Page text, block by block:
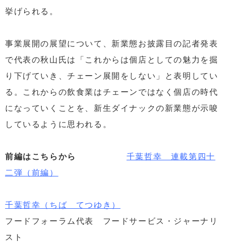
挙げられる。
事業展開の展望について、新業態お披露目の記者発表
で代表の秋山氏は「これからは個店としての魅力を掘
り下げていき、チェーン展開をしない」と表明してい
る。これからの飲食業はチェーンではなく個店の時代
になっていくことを、新生ダイナックの新業態が示唆
しているように思われる。
前編はこちらから
千葉哲幸 連載第四十
二弾（前編）
千葉哲幸（ちば てつゆき）
フードフォーラム代表 フードサービス・ジャーナリ
スト